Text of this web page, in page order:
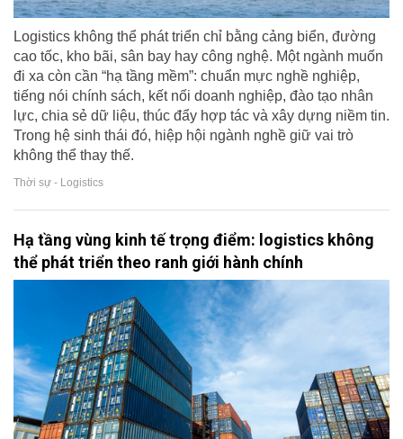
Logistics không thể phát triển chỉ bằng cảng biển, đường
cao tốc, kho bãi, sân bay hay công nghệ. Một ngành muốn
đi xa còn cần “hạ tầng mềm”: chuẩn mực nghề nghiệp,
tiếng nói chính sách, kết nối doanh nghiệp, đào tạo nhân
lực, chia sẻ dữ liệu, thúc đẩy hợp tác và xây dựng niềm tin.
Trong hệ sinh thái đó, hiệp hội ngành nghề giữ vai trò
không thể thay thế.
Thời sự - Logistics
Hạ tầng vùng kinh tế trọng điểm: logistics không
thể phát triển theo ranh giới hành chính